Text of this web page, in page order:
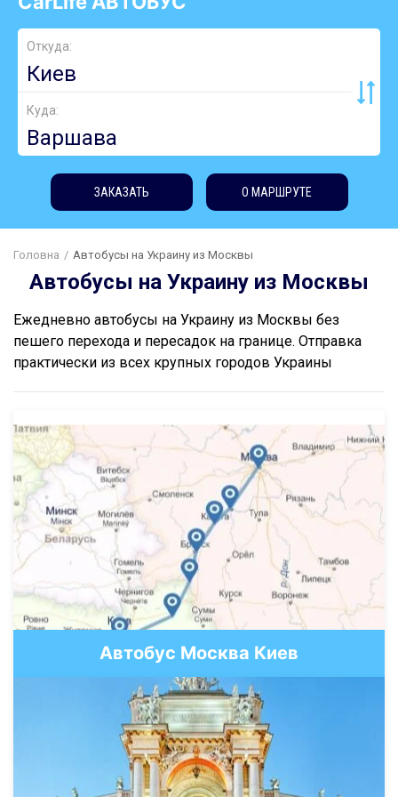
Откуда:
Куда:
ЗАКАЗАТЬ О МАРШРУТЕ
Головна Автобусы на Украину из Москвы
Автобусы на Украину из Москвы
Ежедневно автобусы на Украину из Москвы без
пешего перехода и пересадок на границе. Отправка
практически из всех крупных городов Украины
Автобус Москва Киев